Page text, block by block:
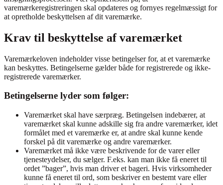
varemærkeregistreringen skal opdateres og fornyes regelmæssigt for
at opretholde beskyttelsen af dit varemærke.
Krav til beskyttelse af varemærket
Varemærkeloven indeholder visse betingelser for, at et varemærke
kan beskyttes. Betingelserne gælder både for registrerede og ikke-
registrerede varemærker.
Betingelserne lyder som følger:
Varemærket skal have særpræg. Betingelsen indebærer, at
varemærket skal kunne adskille sig fra andre varemærker, idet
formålet med et varemærke er, at andre skal kunne kende
forskel på dit varemærke og andre varemærker.
Varemærket må ikke være beskrivende for de varer eller
tjenesteydelser, du sælger. F.eks. kan man ikke få eneret til
ordet ”bager”, hvis man driver et bageri. Hvis virksomheder
kunne få eneret til ord, som beskriver en bestemt vare eller